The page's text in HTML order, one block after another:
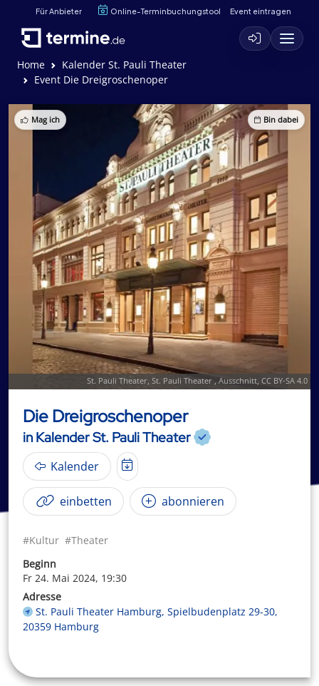
Für Anbieter Online-Terminbuchungstool Event eintragen
Home
Kalender St. Pauli Theater
Event Die Dreigroschenoper
Mag ich Bin dabei
St. Pauli Theater, St. Pauli Theater , Ausschnitt, CC BY-SA 4.0
Die Dreigroschenoper
in Kalender St. Pauli Theater
Kalender
einbetten abonnieren
#Kultur #Theater
Beginn
Fr 24. Mai 2024, 19:30
Adresse
St. Pauli Theater Hamburg, Spielbudenplatz 29-30,
20359 Hamburg